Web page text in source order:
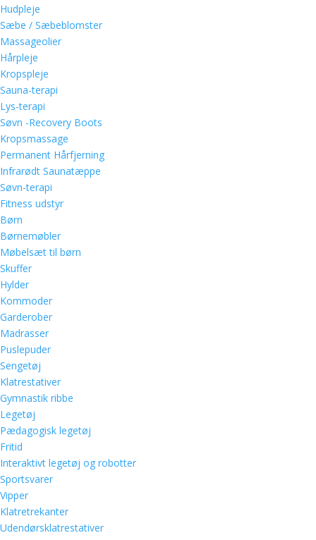
Hudpleje
Sæbe / Sæbeblomster
Massageolier
Hårpleje
Kropspleje
Sauna-terapi
Lys-terapi
Søvn -Recovery Boots
Kropsmassage
Permanent Hårfjerning
Infrarødt Saunatæppe
Søvn-terapi
Fitness udstyr
Børn
Børnemøbler
Møbelsæt til børn
Skuffer
Hylder
Kommoder
Garderober
Madrasser
Puslepuder
Sengetøj
Klatrestativer
Gymnastik ribbe
Legetøj
Pædagogisk legetøj
Fritid
Interaktivt legetøj og robotter
Sportsvarer
Vipper
Klatretrekanter
Udendørsklatrestativer